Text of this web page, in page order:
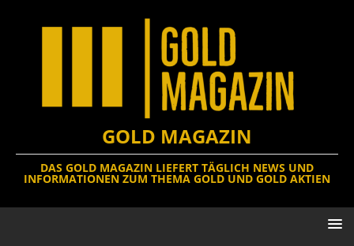
GOLD MAGAZIN
DAS GOLD MAGAZIN LIEFERT TÄGLICH NEWS UND
INFORMATIONEN ZUM THEMA GOLD UND GOLD AKTIEN